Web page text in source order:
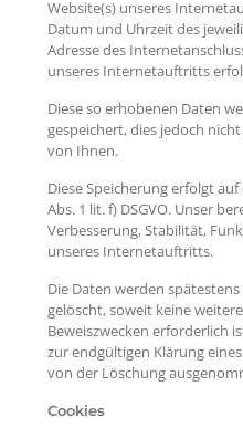
Website(s) unseres
Datum und Uhrzeit des
Adresse des
unseres Internetauftritts
Diese so erhobenen Daten
gespeichert, dies jedoch
von Ihnen.
Diese Speicherung erfolgt
Abs. 1 lit. f) DSGVO. Unser
Verbesserung, Stabilität,
unseres Internetauftritts.
Die Daten werden
gelöscht, soweit keine
Beweiszwecken erforderlich
zur endgültigen Klärung
von der Löschung
Cookies